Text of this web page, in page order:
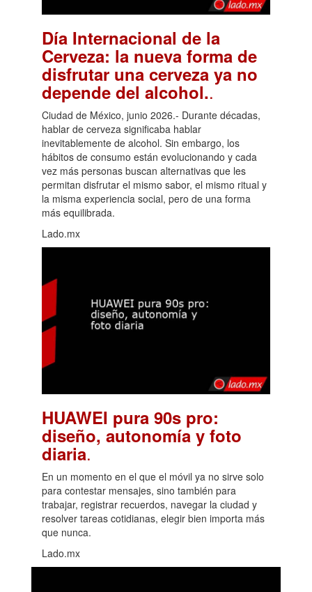
Día Internacional de la
Cerveza: la nueva forma de
disfrutar una cerveza ya no
depende del alcohol..
Ciudad de México, junio 2026.- Durante décadas,
hablar de cerveza significaba hablar
inevitablemente de alcohol. Sin embargo, los
hábitos de consumo están evolucionando y cada
vez más personas buscan alternativas que les
permitan disfrutar el mismo sabor, el mismo ritual y
la misma experiencia social, pero de una forma
más equilibrada.
Lado.mx
HUAWEI pura 90s pro:
diseño, autonomía y foto
diaria.
En un momento en el que el móvil ya no sirve solo
para contestar mensajes, sino también para
trabajar, registrar recuerdos, navegar la ciudad y
resolver tareas cotidianas, elegir bien importa más
que nunca.
Lado.mx